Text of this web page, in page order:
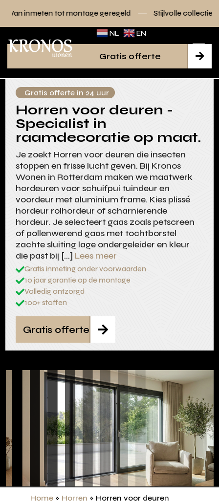
montage geregeld Stijlvolle collecties voor elk
NL EN

Gratis offerte
Gratis offerte in 24 uur
Horren voor deuren -
Specialist in
raamdecoratie op maat.
Je zoekt Horren voor deuren die insecten
stoppen en frisse lucht geven. Bij Kronos
Wonen in Rotterdam maken we maatwerk
hordeuren voor schuifpui tuindeur en
voordeur met aluminium frame. Kies plissé
hordeur rolhordeur of scharnierende
hordeur. Je selecteert gaas zoals petscreen
of pollenwerend gaas met tochtborstel
zachte sluiting lage ondergeleider en kleur
die past bij […] Lees meer
Gratis inmeting onder voorwaarden
10 jaar garantie op de montage
Volledig ontzorgd
100+ stoffen

Gratis offerte
Home » Horren » Horren voor deuren